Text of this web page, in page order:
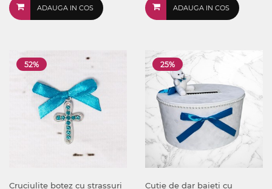
ADAUGA IN COS ADAUGA IN COS
52%
Cruciulite botez cu strassuri
25%
Cutie de dar baieti cu